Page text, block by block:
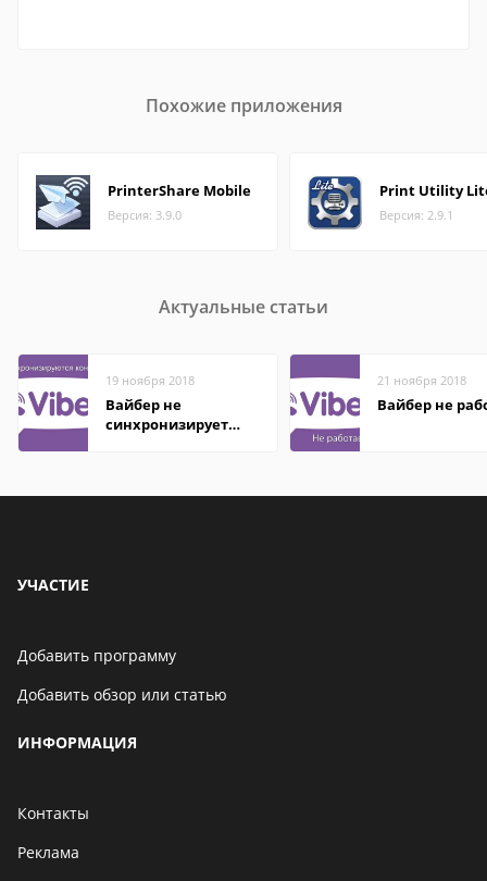
Похожие приложения
PrinterShare Mobile
Версия: 3.9.0
Print Utility
Версия: 2.9.1
Актуальные статьи
19 ноября 2018
Вайбер не
синхронизирует
21 ноября 2018
Вайбер не
УЧАСТИЕ
Добавить программу
Добавить обзор или статью
ИНФОРМАЦИЯ
Контакты
Реклама